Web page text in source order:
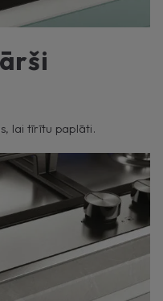
lai tīrītu paplāti.